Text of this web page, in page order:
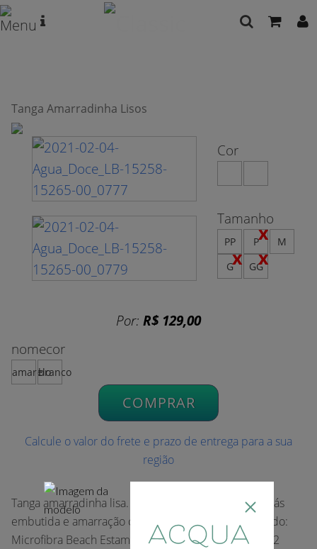
Tanga Amarradinha Lisos
Por: R$ 129,00
Cor
Tamanho
PP P
M
G
GG
nomecor
amarelobranco
COMPRAR
Calcule o valor do frete e prazo de entrega para a sua
região
Tanga amarradinha lisa. O modelo possui parte de trás
embutida e amarração com detalhe de argolas. Tecido:
Microfibra Beach Estampa: Lisos Coleção: Verão 2022